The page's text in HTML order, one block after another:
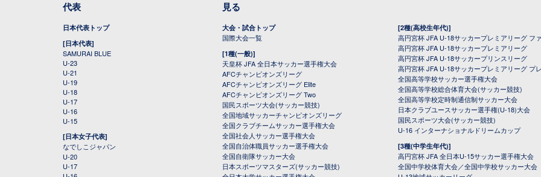
代表
日本代表トップ
[日本代表]
SAMURAI BLUE
U-23
U-21
U-19
U-18
U-17
U-16
U-15
[日本女子代表]
なでしこジャパン
U-20
U-17
見る
大会・試合トップ
国際大会一覧
[1種(一般)]
天皇杯 JFA 全日本サッカー選手権大会
AFCチャンピオンズリーグ
AFCチャンピオンズリーグ Elite
AFCチャンピオンズリーグ Two
国民スポーツ大会(サッカー競技)
全国地域サッカーチャンピオンズリーグ
全国クラブチームサッカー選手権大会
全国社会人サッカー選手権大会
全国自治体職員サッカー選手権大会
全国自衛隊サッカー大会
日本スポーツマスターズ(サッカー競技)
[2種(高校生年代)]
高円宮杯 JFA U-18サッカープレミアリーグ フ
高円宮杯 JFA U-18サッカープレミアリーグ
高円宮杯 JFA U-18サッカープリンスリーグ
高円宮杯 JFA U-18サッカープレミアリーグ プ
全国高等学校サッカー選手権大会
全国高等学校総合体育大会(サッカー競技)
全国高等学校定時制通信制サッカー大会
日本クラブユースサッカー選手権(U-18)大会
国民スポーツ大会(サッカー競技)
U-16 インターナショナルドリームカップ
[3種(中学生年代)]
高円宮杯 JFA 全日本U-15サッカー選手権大会
全国中学校体育大会／全国中学校サッカー大会